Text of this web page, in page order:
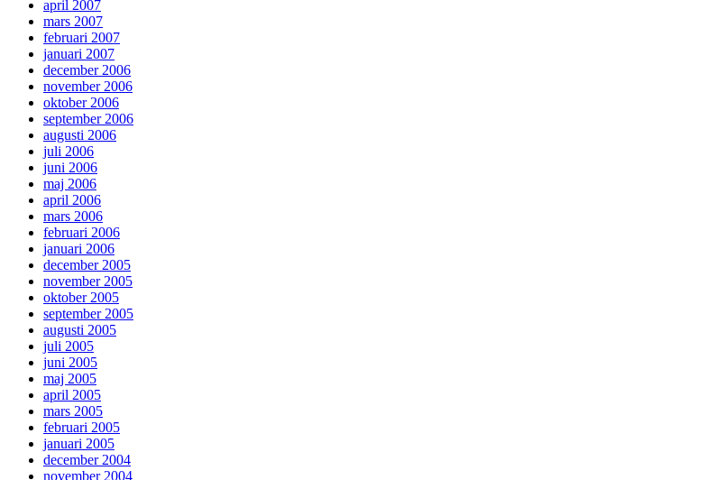
april 2007
mars 2007
februari 2007
januari 2007
december 2006
november 2006
oktober 2006
september 2006
augusti 2006
juli 2006
juni 2006
maj 2006
april 2006
mars 2006
februari 2006
januari 2006
december 2005
november 2005
oktober 2005
september 2005
augusti 2005
juli 2005
juni 2005
maj 2005
april 2005
mars 2005
februari 2005
januari 2005
december 2004
november 2004